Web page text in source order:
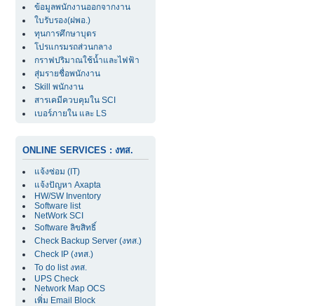
ข้อมูลพนักงานออกจากงาน
ใบรับรอง(ฝพอ.)
ทุนการศึกษาบุตร
โปรแกรมรถส่วนกลาง
กราฟปริมาณใช้น้ำและไฟฟ้า
สุ่มรายชื่อพนักงาน
Skill พนักงาน
สารเคมีควบคุมใน SCI
เบอร์ภายใน และ LS
ONLINE SERVICES : งทส.
แจ้งซ่อม (IT)
แจ้งปัญหา Axapta
HW/SW Inventory
Software list
NetWork SCI
Software ลิขสิทธิ์
Check Backup Server (งทส.)
Check IP (งทส.)
To do list งทส.
UPS Check
Network Map OCS
เพิ่ม Email Block